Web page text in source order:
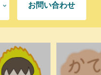
お問い合わせ